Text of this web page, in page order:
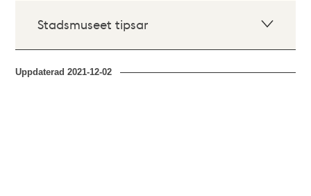
Stadsmuseet tipsar
Uppdaterad2021-12-02